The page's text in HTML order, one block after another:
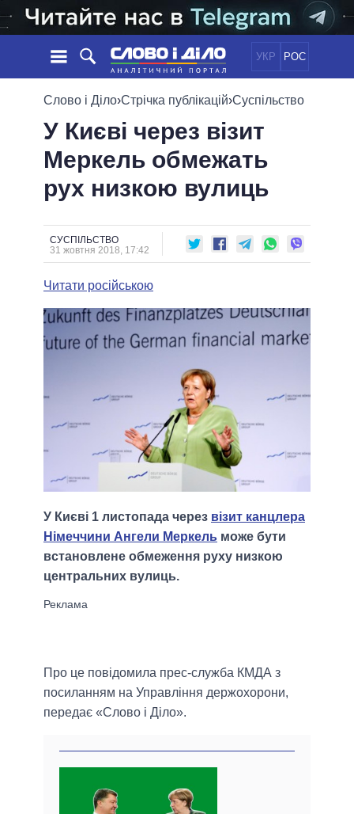
УКР РОС
НОВИНИ
СТРІЧКА
ПОДІЇ
СТАТТІ
ДУМКИ
ОГЛЯДИ
ДАЙДЖЕСТИ
ПОЛІТИКА
ЕКОНОМІКА
СУСПІЛЬСТВО
СВІТ
ОБIЦЯНКИ
ПОЛIТИКИ
УСІ ПОЛІТИКИ
ПРЕЗИДЕНТ І ОФІС
ВЕРХОВНА РАДА
МЕРИ МІСТ
ВСІ ПЕРСОНИ
ІНФОГРАФІКА
ВІДЕО
ПОРІВНЯННЯ ПОЛІТИКІВ
Слово і Діло›Стрічка публікацій›Суспільство
У Києві через візит
Меркель обмежать
рух низкою вулиць
СУСПІЛЬСТВО
31 жовтня 2018, 17:42
Читати російською
У Києві 1 листопада через візит канцлера
Німеччини Ангели Меркель може бути
встановлене обмеження руху низкою
центральних вулиць.
Про це повідомила прес-служба КМДА з
посиланням на Управління держохорони,
передає «Слово і Діло».